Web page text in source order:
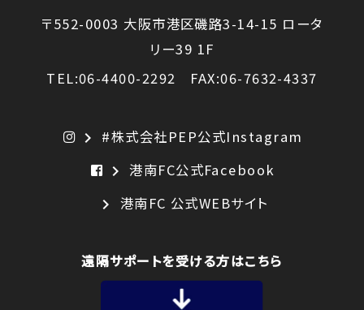
〒552-0003 大阪市港区磯路3-14-15 ロータ
リー39 1F
TEL:06-4400-2292 FAX:06-7632-4337
chevron_right #株式会社PEP公式Instagram
chevron_right 港南FC公式Facebook
chevron_right 港南FC 公式WEBサイト
遠隔サポートを受ける方はこちら